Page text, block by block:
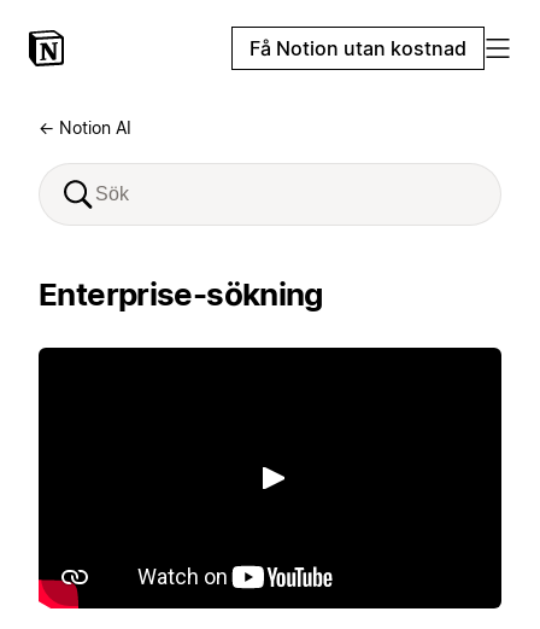
Få Notion utan kostnad
← Notion AI
Enterprise-sökning
Spela upp